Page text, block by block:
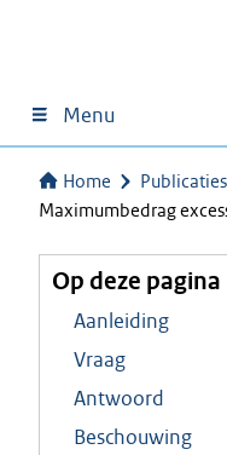
Menu
Home Publicaties
Maximumbedrag
Op deze pagina
Aanleiding
Vraag
Antwoord
Beschouwing